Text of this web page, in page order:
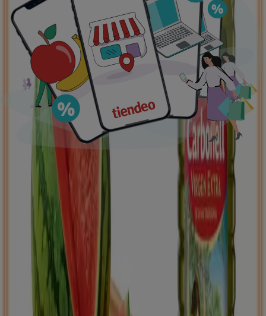
Ofertas destacadas
supermercadosjardín y bricolaje Freidora de airepatinete
eléctrico
viajesaceite de olivacomida
asiática
aguacates bomba de agua
Tiendeo en tu ciudad
Madrid Barcelona Valencia Sevilla
Zaragoza
Palma de Mallorca Alicante
Murcia
Las Palmas de Gran Canaria
Valladolid
Coruña
Vigo
Granada
Ver más ciudades
Descargar la APP
Tiendeo international